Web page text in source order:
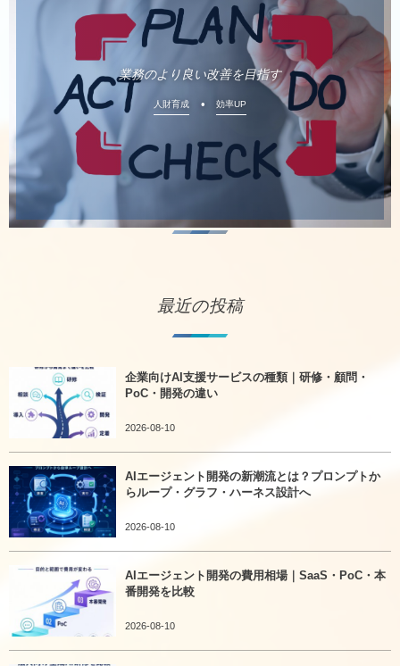
業務のより良い改善を目指す
人財育成 効率UP
最近の投稿
企業向けAI支援サービスの種類｜研修・顧問・
PoC・開発の違い
2026-08-10
AIエージェント開発の新潮流とは？プロンプトか
らループ・グラフ・ハーネス設計へ
2026-08-10
AIエージェント開発の費用相場｜SaaS・PoC・本
番開発を比較
2026-08-10